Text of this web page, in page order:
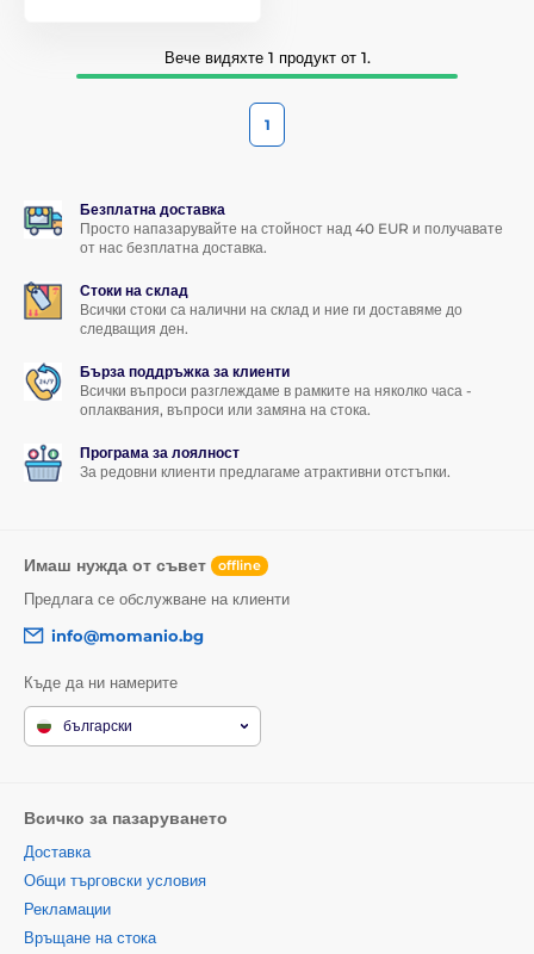
Вече видяхте 1 продукт от 1.
1
Безплатна доставка
Просто напазарувайте на стойност над 40 EUR и получавате
от нас безплатна доставка.
Стоки на склад
Всички стоки са налични на склад и ние ги доставяме до
следващия ден.
Бърза поддръжка за клиенти
Всички въпроси разглеждаме в рамките на няколко часа -
оплаквания, въпроси или замяна на стока.
Програма за лоялност
За редовни клиенти предлагаме атрактивни отстъпки.
Имаш нужда от съвет offline
Предлага се обслужване на клиенти
info@momanio.bg
Къде да ни намерите
български
Всичко за пазаруването
Доставка
Общи търговски условия
Рекламации
Връщане на стока